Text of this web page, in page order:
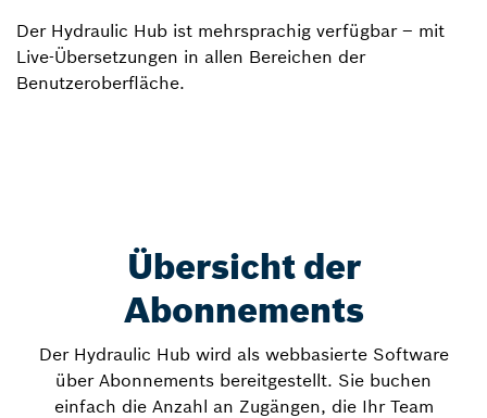
Der Hydraulic Hub ist mehrsprachig verfügbar – mit
Live-Übersetzungen in allen Bereichen der
Benutzeroberfläche.
Übersicht der
Abonnements
Der Hydraulic Hub wird als webbasierte Software
über Abonnements bereitgestellt. Sie buchen
einfach die Anzahl an Zugängen, die Ihr Team